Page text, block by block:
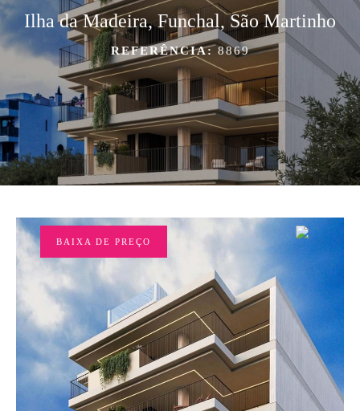
Ilha da Madeira, Funchal, São Martinho
REFERÊNCIA:8869
BAIXA DE PREÇO